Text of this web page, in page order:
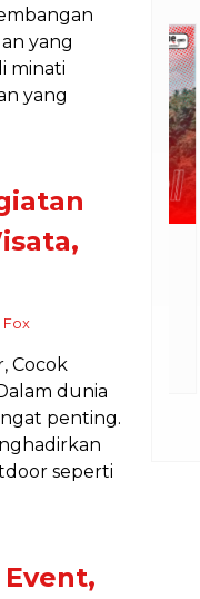
yang
minati
yang
Fox
Cocok
dunia
penting.
seperti
AYUNAN
Kami